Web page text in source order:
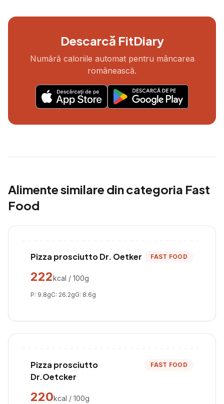
Descarcă FitDiary
Numără caloriile automat pentru mâncarea
românească.
Alimente similare din categoria Fast
Food
Pizza prosciutto Dr. Oetker FAST FOOD
222kcal / 100g
P: 9.8gC: 26.2gG: 8.6g
Pizza prosciutto
Dr.Oetcker
FAST FOOD
220kcal / 100g